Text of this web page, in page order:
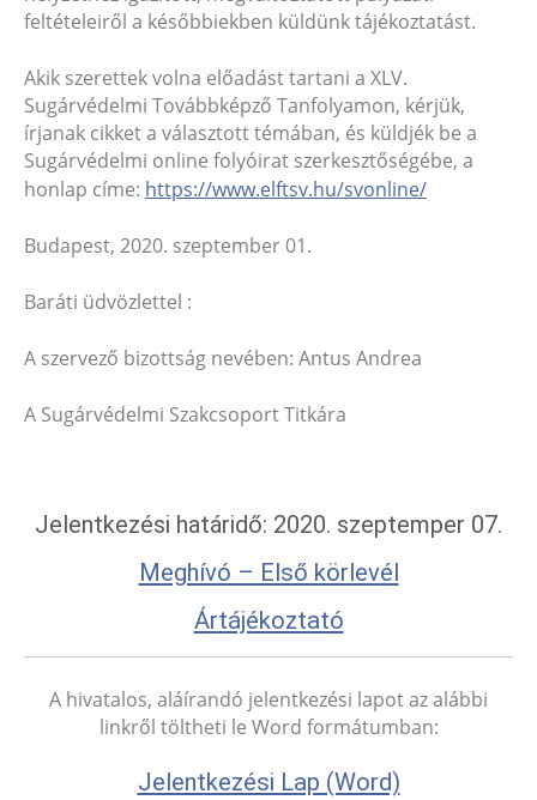
feltételeiről a későbbiekben küldünk tájékoztatást.
Akik szerettek volna előadást tartani a XLV.
Sugárvédelmi Továbbképző Tanfolyamon, kérjük,
írjanak cikket a választott témában, és küldjék be a
Sugárvédelmi online folyóirat szerkesztőségébe, a
honlap címe: https://www.elftsv.hu/svonline/
Budapest, 2020. szeptember 01.
Baráti üdvözlettel :
A szervező bizottság nevében: Antus Andrea
A Sugárvédelmi Szakcsoport Titkára
Jelentkezési határidő: 2020. szeptemper 07.
Meghívó – Első körlevél
Ártájékoztató
A hivatalos, aláírandó jelentkezési lapot az alábbi
linkről töltheti le Word formátumban:
Jelentkezési Lap (Word)